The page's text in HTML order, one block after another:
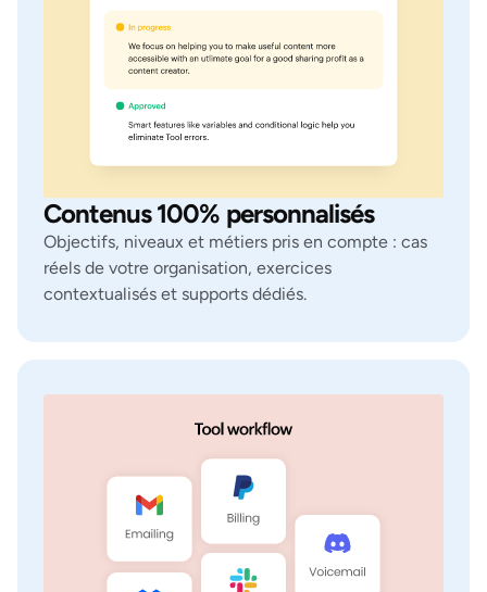
Contenus 100% personnalisés
Objectifs, niveaux et métiers pris en compte : cas
réels de votre organisation, exercices
contextualisés et supports dédiés.